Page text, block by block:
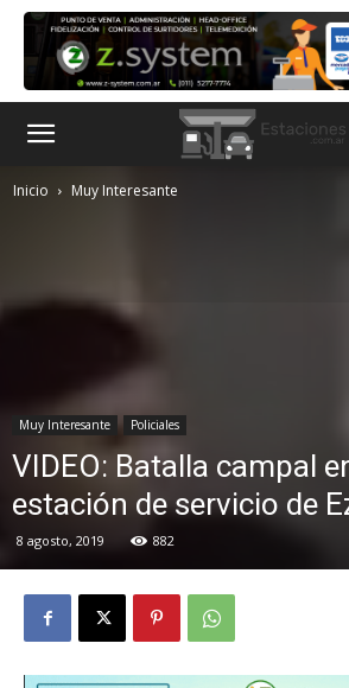
Inicio Muy Interesante
Muy Interesante Policiales
VIDEO: Batalla campal
estación de servicio de
8 agosto, 2019 882